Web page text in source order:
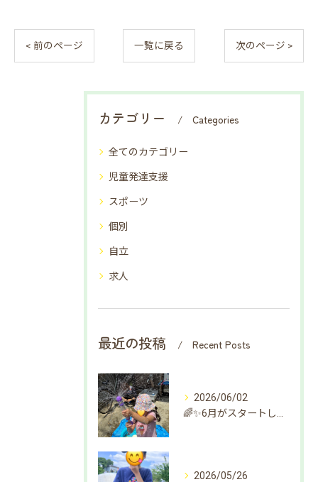
< 前のページ 一覧に戻る 次のページ >
カテゴリー Categories
全てのカテゴリー
児童発達支援
スポーツ
個別
自立
求人
最近の投稿 Recent Posts
2026/06/02
2026/05/26